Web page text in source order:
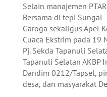
Selain manajemen
Bersama di tepi Sungai
Garoga sekaligus Apel
Cuaca Ekstrim pada
Pj. Sekda Tapanuli
Tapanuli Selatan AKBP
Dandim 0212/Tapsel,
desa, dan masyarakat